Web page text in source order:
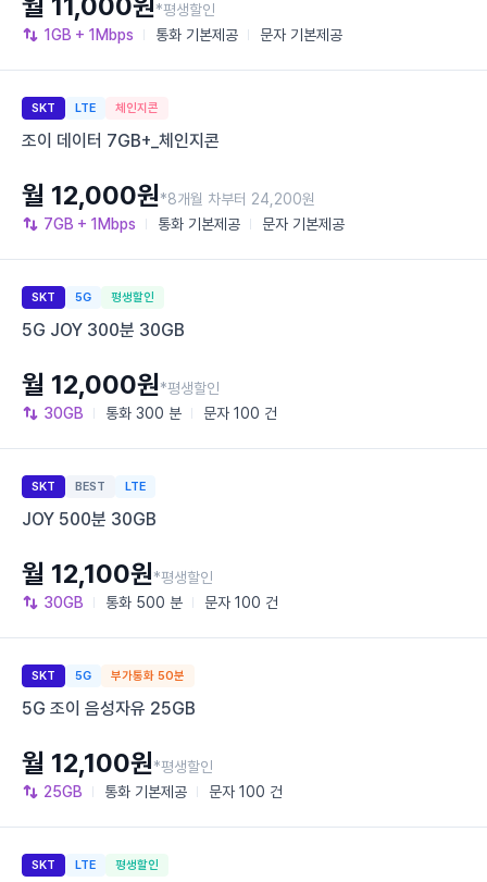
1GB + 1Mbps 통화 기본제공 문자 기본제공
*평생할인
SKT LTE 체인지콘
조이 데이터 7GB+_체인지콘
7GB + 1Mbps 통화 기본제공 문자 기본제공
월 12,000원*8개월 차부터 24,200원
SKT 5G 평생할인
5G JOY 300분 30GB
30GB 통화 300 분 문자 100 건
월 12,000원*평생할인
SKT BEST LTE
JOY 500분 30GB
30GB 통화 500 분 문자 100 건
월 12,100원*평생할인
SKT 5G 부가통화 50분
5G 조이 음성자유 25GB
25GB 통화 기본제공 문자 100 건
월 12,100원*평생할인
SKT LTE 평생할인